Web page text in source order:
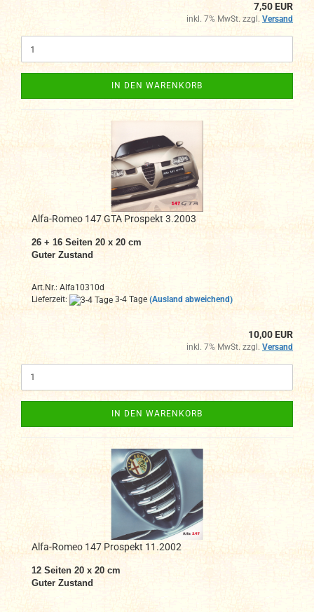
7,50 EUR
inkl. 7% MwSt. zzgl. Versand
IN DEN WARENKORB
Alfa-Romeo 147 GTA Prospekt 3.2003
26 + 16 Seiten 20 x 20 cm
Guter Zustand
Art.Nr.: Alfa10310d
Lieferzeit:
3-4 Tage (Ausland abweichend)
10,00 EUR
inkl. 7% MwSt. zzgl. Versand
IN DEN WARENKORB
Alfa-Romeo 147 Prospekt 11.2002
12 Seiten 20 x 20 cm
Guter Zustand